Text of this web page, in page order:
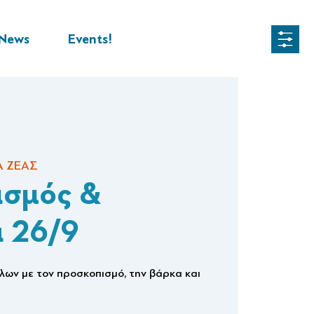
Events!
ΖΕΑΣ
&
26/9
με τον προσκοπισμό, την βάρκα και